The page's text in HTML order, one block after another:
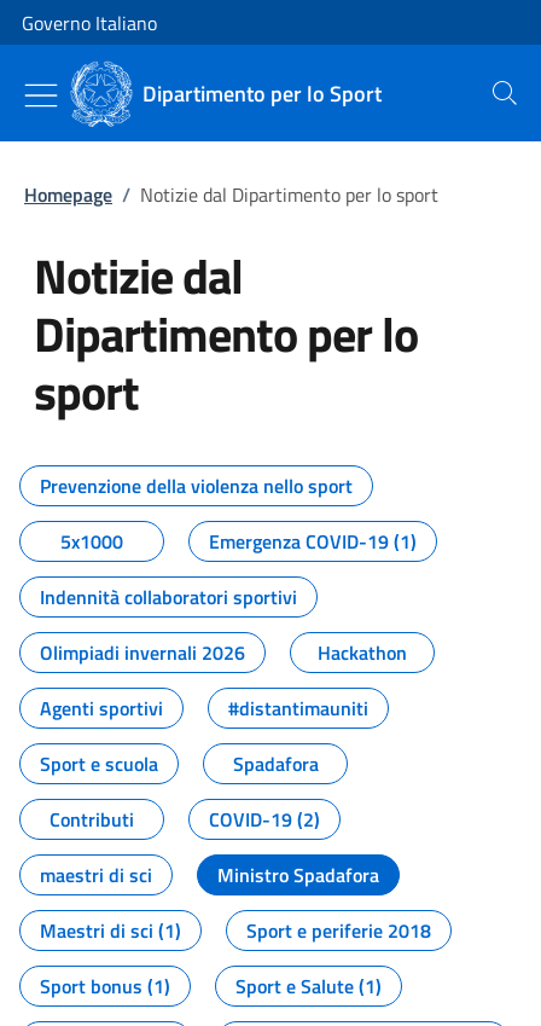
Vai al contenuto
Vai alla navigazione del sito
Governo Italiano
Dipartimento per lo Sport Cerca
Homepage / Notizie dal Dipartimento per lo sport
Notizie dal
Dipartimento per lo
sport
Tutti i contenuti della pagina
Prevenzione della violenza nello sport
5x1000
Emergenza COVID-19 (1)
Indennità collaboratori sportivi
Olimpiadi invernali 2026
Hackathon
Agenti sportivi
#distantimauniti
Sport e scuola
Spadafora
Contributi
COVID-19 (2)
maestri di sci
Ministro Spadafora
Maestri di sci (1)
Sport e periferie 2018
Sport bonus (1)
Sport e Salute (1)